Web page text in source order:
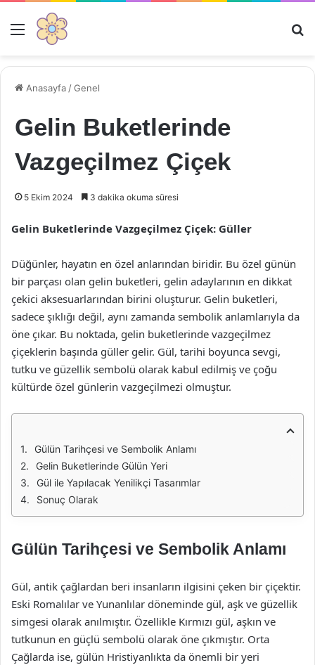
Menü
Anasayfa /Genel
Gelin Buketlerinde
Vazgeçilmez Çiçek
5 Ekim 2024 3 dakika okuma süresi
Gelin Buketlerinde Vazgeçilmez Çiçek: Güller
Düğünler, hayatın en özel anlarından biridir. Bu özel günün
bir parçası olan gelin buketleri, gelin adaylarının en dikkat
çekici aksesuarlarından birini oluşturur. Gelin buketleri,
sadece şıklığı değil, aynı zamanda sembolik anlamlarıyla da
öne çıkar. Bu noktada, gelin buketlerinde vazgeçilmez
çiçeklerin başında güller gelir. Gül, tarihi boyunca sevgi,
tutku ve güzellik sembolü olarak kabul edilmiş ve çoğu
kültürde özel günlerin vazgeçilmezi olmuştur.
Gülün Tarihçesi ve Sembolik Anlamı
Gelin Buketlerinde Gülün Yeri
Gül ile Yapılacak Yenilikçi Tasarımlar
Sonuç Olarak
Gülün Tarihçesi ve Sembolik Anlamı
Gül, antik çağlardan beri insanların ilgisini çeken bir çiçektir.
Eski Romalılar ve Yunanlılar döneminde gül, aşk ve güzellik
simgesi olarak anılmıştır. Özellikle Kırmızı gül, aşkın ve
tutkunun en güçlü sembolü olarak öne çıkmıştır. Orta
Çağlarda ise, gülün Hristiyanlıkta da önemli bir yeri